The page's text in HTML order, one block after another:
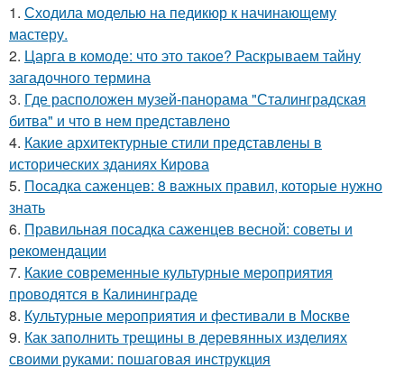
1. Сходила моделью на педикюр к начинающему
мастеру.
2. Царга в комоде: что это такое? Раскрываем тайну
загадочного термина
3. Где расположен музей-панорама "Сталинградская
битва" и что в нем представлено
4. Какие архитектурные стили представлены в
исторических зданиях Кирова
5. Посадка саженцев: 8 важных правил, которые нужно
знать
6. Правильная посадка саженцев весной: советы и
рекомендации
7. Какие современные культурные мероприятия
проводятся в Калининграде
8. Культурные мероприятия и фестивали в Москве
9. Как заполнить трещины в деревянных изделиях
своими руками: пошаговая инструкция